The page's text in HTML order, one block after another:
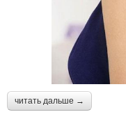
читать дальше →